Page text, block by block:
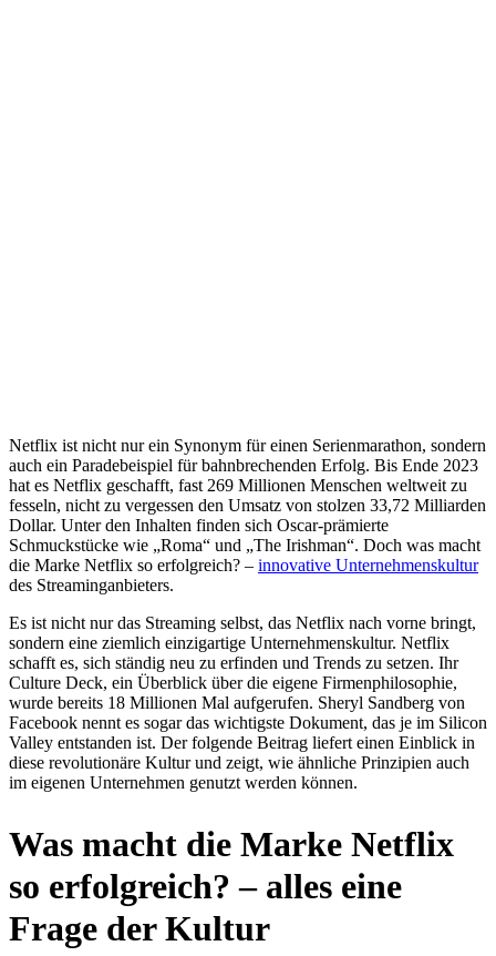
Netflix ist nicht nur ein Synonym für einen Serienmarathon, sondern
auch ein Paradebeispiel für bahnbrechenden Erfolg. Bis Ende 2023
hat es Netflix geschafft, fast 269 Millionen Menschen weltweit zu
fesseln, nicht zu vergessen den Umsatz von stolzen 33,72 Milliarden
Dollar. Unter den Inhalten finden sich Oscar-prämierte
Schmuckstücke wie „Roma“ und „The Irishman“. Doch was macht
die Marke Netflix so erfolgreich? – innovative Unternehmenskultur
des Streaminganbieters.
Es ist nicht nur das Streaming selbst, das Netflix nach vorne bringt,
sondern eine ziemlich einzigartige Unternehmenskultur. Netflix
schafft es, sich ständig neu zu erfinden und Trends zu setzen. Ihr
Culture Deck, ein Überblick über die eigene Firmenphilosophie,
wurde bereits 18 Millionen Mal aufgerufen. Sheryl Sandberg von
Facebook nennt es sogar das wichtigste Dokument, das je im Silicon
Valley entstanden ist. Der folgende Beitrag liefert einen Einblick in
diese revolutionäre Kultur und zeigt, wie ähnliche Prinzipien auch
im eigenen Unternehmen genutzt werden können.
Was macht die Marke Netflix
so erfolgreich? – alles eine
Frage der Kultur